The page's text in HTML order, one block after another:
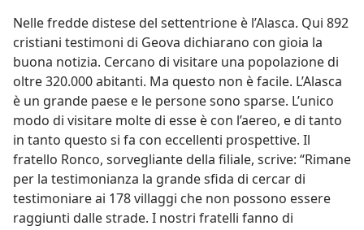
Nelle fredde distese del settentrione è l’Alasca. Qui 892
cristiani testimoni di Geova dichiarano con gioia la
buona notizia. Cercano di visitare una popolazione di
oltre 320.000 abitanti. Ma questo non è facile. L’Alasca
è un grande paese e le persone sono sparse. L’unico
modo di visitare molte di esse è con l’aereo, e di tanto
in tanto questo si fa con eccellenti prospettive. Il
fratello Ronco, sorvegliante della filiale, scrive: “Rimane
per la testimonianza la grande sfida di cercar di
testimoniare ai 178 villaggi che non possono essere
raggiunti dalle strade. I nostri fratelli fanno di